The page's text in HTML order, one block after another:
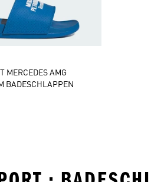
MERCEDES AMG
BADESCHLAPPEN